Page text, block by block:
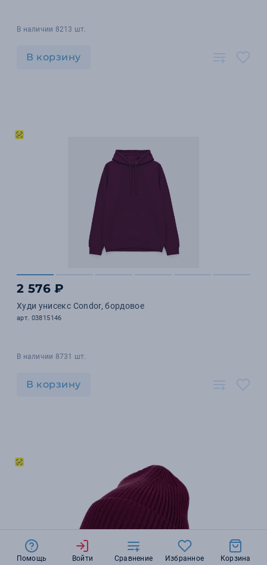
В наличии 8213 шт.
В корзину
2 576 ₽
Худи унисекс Condor, бордовое
арт. 03815146
В наличии 8731 шт.
В корзину
Помощь Войти Сравнение Избранное Корзина